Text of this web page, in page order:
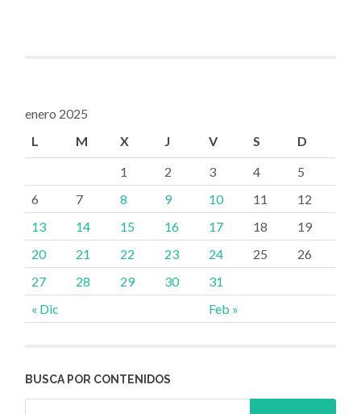
enero 2025
L
M X J V S D
« Dic Feb »
1 2 3 4
5
6
7 8 9 10 11
12
13
14 15 16 17 18
19
20
21 22 23 24 25
26
27
28 29 30 31
BUSCA POR CONTENIDOS